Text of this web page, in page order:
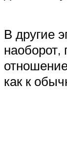
В другие
наоборот,
как к